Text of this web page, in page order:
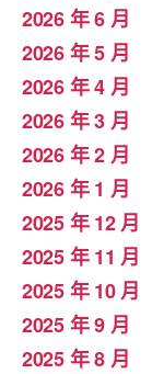
2026 年 6 月
2026 年 5 月
2026 年 4 月
2026 年 3 月
2026 年 2 月
2026 年 1 月
2025 年 12 月
2025 年 11 月
2025 年 10 月
2025 年 9 月
2025 年 8 月